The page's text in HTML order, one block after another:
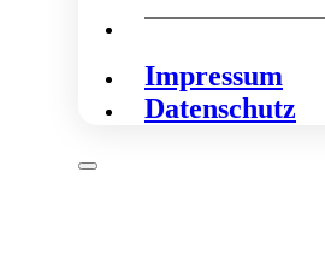
Impressum
Datenschutz